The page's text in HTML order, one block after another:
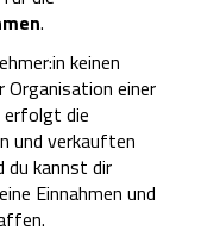
.
keinen
Organisation einer
erfolgt die
und verkauften
du kannst dir
Einnahmen und